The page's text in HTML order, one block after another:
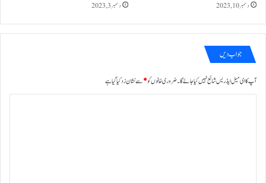
دسمبر 10, 2023 دسمبر 3, 2023
جواب دیں
آپ کا ای میل ایڈریس شائع نہیں کیا جائے گا۔ضروری خانوں کو*سے نشان زد کیا گیا ہے